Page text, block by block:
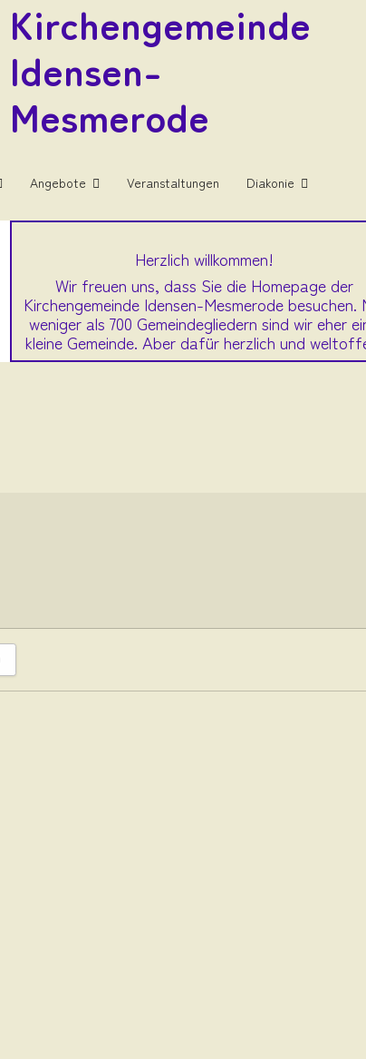
Kirchengemeinde
Idensen-
Mesmerode
Angebote Veranstaltungen Diakonie
Herzlich willkommen!
Wir freuen uns, dass Sie die Homepage der
Kirchengemeinde Idensen-Mesmerode besuchen.
weniger als 700 Gemeindegliedern sind wir eher
kleine Gemeinde. Aber dafür herzlich und